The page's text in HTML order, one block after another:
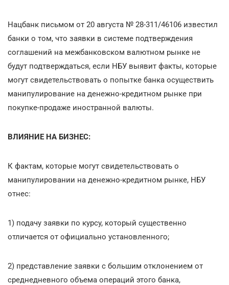
Нацбанк письмом от 20 августа № 28-311/46106 известил
банки о том, что заявки в системе подтверждения
соглашений на межбанковском валютном рынке не
будут подтверждаться, если НБУ выявит факты, которые
могут свидетельствовать о попытке банка осуществить
манипулирование на денежно-кредитном рынке при
покупке-продаже иностранной валюты.
ВЛИЯНИЕ НА БИЗНЕС:
К фактам, которые могут свидетельствовать о
манипулировании на денежно-кредитном рынке, НБУ
отнес:
1) подачу заявки по курсу, который существенно
отличается от официально установленного;
2) представление заявки с большим отклонением от
среднедневного объема операций этого банка,